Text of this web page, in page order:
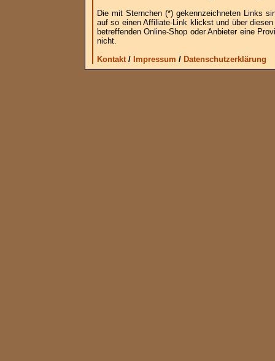
Die mit Sternchen (*) gekennzeichneten Links
auf so einen Affiliate-Link klickst und über
betreffenden Online-Shop oder Anbieter eine
nicht.
Kontakt/ Impressum / Datenschutzerklärung